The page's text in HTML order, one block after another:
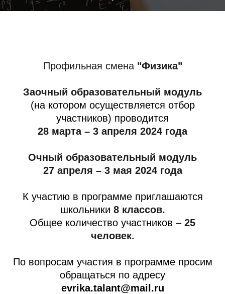
Профильная смена "Физика"
Заочный образовательный модуль
(на котором осуществляется отбор
участников) проводится
28 марта – 3 апреля 2024 года
Очный образовательный модуль
27 апреля – 3 мая 2024 года
К участию в программе приглашаются
школьники 8 классов.
Общее количество участников – 25
человек.
По вопросам участия в программе просим
обращаться по адресу
evrika.talant@mail.ru